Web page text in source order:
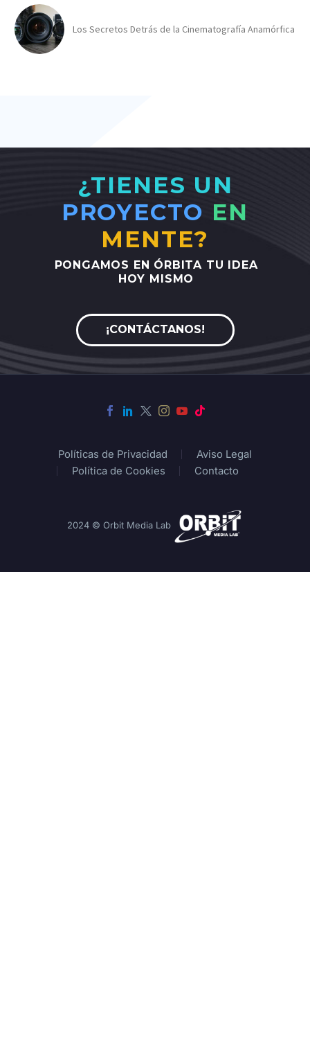
Los Secretos Detrás de la Cinematografía Anamórfica
¿TIENES UN
PROYECTO EN
MENTE?
PONGAMOS EN ÓRBITA TU
IDEA
HOY MISMO
¡CONTÁCTANOS!
Políticas de Privacidad
Aviso Legal
Política de Cookies
Contacto
2024 © Orbit Media Lab